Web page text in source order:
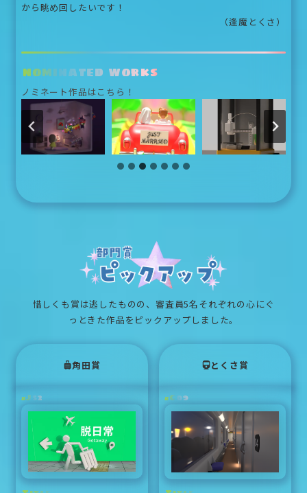
から眺め回したいです！
（逢魔とくさ）
nominated works
ノミネート作品はこちら！
惜しくも賞は逃したものの、審査員5名それぞれの心にぐ
っときた作品をピックアップしました。
角田賞
#J52
とくさ賞
#C09